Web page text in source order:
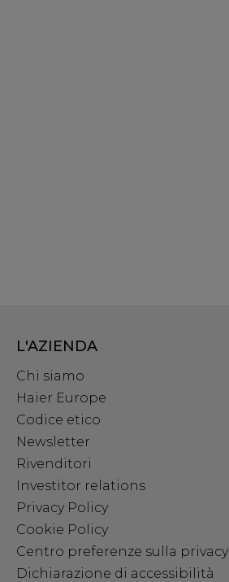
L'AZIENDA
Chi siamo
Haier Europe
Codice etico
Newsletter
Rivenditori
Investitor relations
Privacy Policy
Cookie Policy
Centro preferenze sulla privacy
Dichiarazione di accessibilità